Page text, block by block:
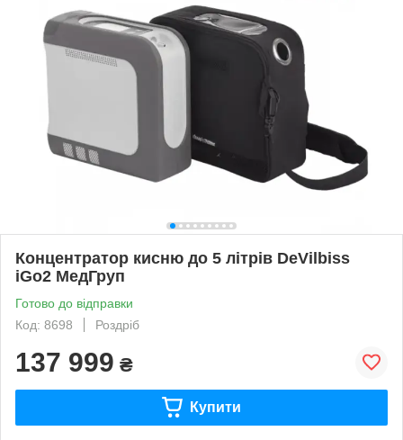
Концентратор кисню до 5 літрів DeVilbiss
iGo2 МедГруп
Готово до відправки
Код: 8698
Роздріб
137 999 ₴
Купити